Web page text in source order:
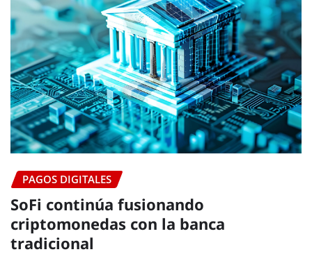
PAGOS DIGITALES
SoFi continúa fusionando
criptomonedas con la banca
tradicional